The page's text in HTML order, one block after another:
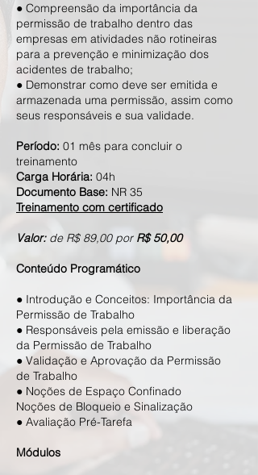
● Compreensão da importância da
permissão de trabalho dentro das
empresas em atividades não rotineiras
para a prevenção e minimização dos
acidentes de trabalho;
● Demonstrar como deve ser emitida e
armazenada uma permissão, assim como
seus responsáveis e sua validade.
​Período: 01 mês para concluir o
treinamento
Carga Horária: 04h
Documento Base: NR 35
Treinamento com certificado
Valor:de R$ 89,00 por R$ 50,00
Conteúdo Programático
● Introdução e Conceitos: Importância da
Permissão de Trabalho
● Responsáveis pela emissão e liberação
da Permissão de Trabalho
● Validação e Aprovação da Permissão
de Trabalho
● Noções de Espaço Confinado
Noções de Bloqueio e Sinalização
● Avaliação Pré-Tarefa
Módulos